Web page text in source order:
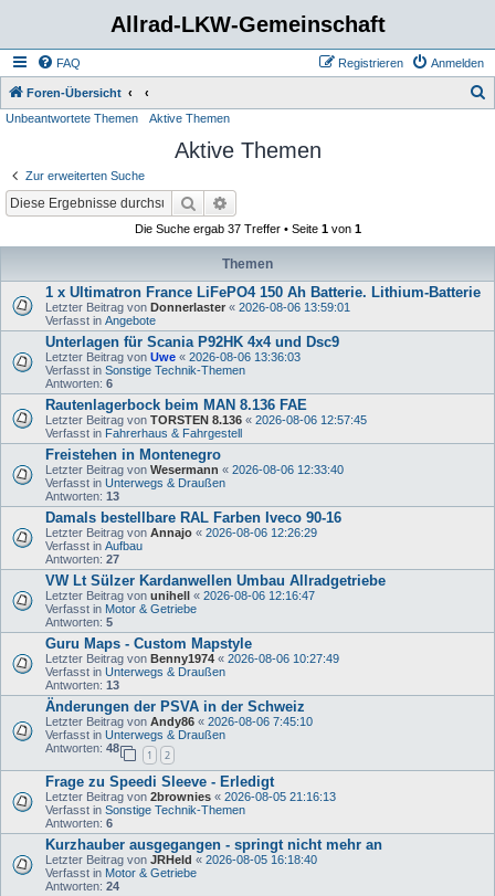
Allrad-LKW-Gemeinschaft
FAQ Anmelden
Registrieren
Foren-Übersicht
Unbeantwortete Themen Aktive Themen
Aktive Themen
Zur erweiterten Suche
Suche
Die Suche ergab 37 Treffer • Seite 1von 1
Themen
1 x Ultimatron France LiFePO4 150 Ah Batterie. Lithium-Batterie
Letzter Beitrag von Donnerlaster « 2026-08-06 13:59:01
Verfasst in Angebote
Unterlagen für Scania P92HK 4x4 und Dsc9
Letzter Beitrag von Uwe « 2026-08-06 13:36:03
Verfasst in Sonstige Technik-Themen
Antworten: 6
Rautenlagerbock beim MAN 8.136 FAE
Letzter Beitrag von TORSTEN 8.136 « 2026-08-06 12:57:45
Verfasst in Fahrerhaus & Fahrgestell
Freistehen in Montenegro
Letzter Beitrag von Wesermann « 2026-08-06 12:33:40
Verfasst in Unterwegs & Draußen
Antworten: 13
Damals bestellbare RAL Farben Iveco 90-16
Letzter Beitrag von Annajo « 2026-08-06 12:26:29
Verfasst in Aufbau
Antworten: 27
VW Lt Sülzer Kardanwellen Umbau Allradgetriebe
Letzter Beitrag von unihell « 2026-08-06 12:16:47
Verfasst in Motor & Getriebe
Antworten: 5
Guru Maps - Custom Mapstyle
Letzter Beitrag von Benny1974 « 2026-08-06 10:27:49
Verfasst in Unterwegs & Draußen
Antworten: 13
Änderungen der PSVA in der Schweiz
Letzter Beitrag von Andy86 « 2026-08-06 7:45:10
Verfasst in Unterwegs & Draußen
Antworten: 48
1 2
Frage zu Speedi Sleeve - Erledigt
Letzter Beitrag von 2brownies « 2026-08-05 21:16:13
Verfasst in Sonstige Technik-Themen
Antworten: 6
Kurzhauber ausgegangen - springt nicht mehr an
Letzter Beitrag von JRHeld « 2026-08-05 16:18:40
Verfasst in Motor & Getriebe
Antworten: 24